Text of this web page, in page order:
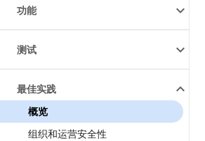
功能
测试
最佳实践
概览
组织和运营安全性